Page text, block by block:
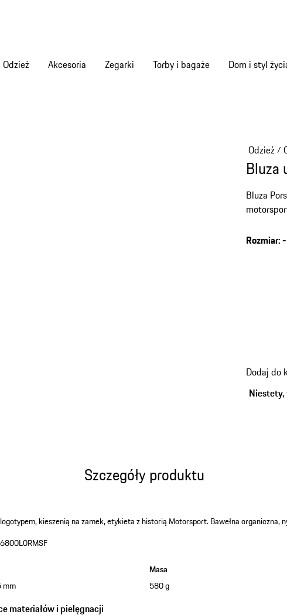
Odzież Akcesoria Zegarki Torby i bagaże Dom i styl
Odzież/
Bluza
Bluza
Rozmiar:-
do
Dodaj do
Szczegóły produktu
kieszenią na zamek, etykieta z historią Motorsport. Bawełna organiczna,
mm
Masa
580 g
materiałów i pielęgnacji